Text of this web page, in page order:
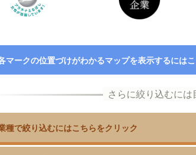
マークの位置づけがわかるマップを表示するには
種で絞り込むにはこちらをクリック